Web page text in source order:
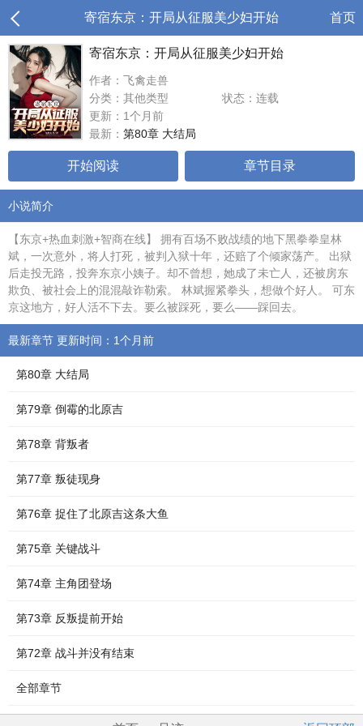
寄宿东京：开局从征服美少妇开始 首页
寄宿东京：开局从征服美少妇开始
作者：飞禽走兽
分类：其他类型
状态：连载
更新：1个月前
最新： 第80章 大结局
开始阅读 章节目录
小说简介
【东京+热血刺激+智商在线】 拥有百场不败战绩的地下黑拳拳皇林
斌，一次意外，将人打死，被判入狱十年，还赔了个倾家荡产。 出狱
后走投无路，投奔东京小姨子。却不曾想，她成了未亡人，还被房东
欺负、被社会上的混混敲诈勒索。 林斌握紧拳头，想做个好人。 可东
京这地方，好人活不下去。要么被踩死，要么——踩回去。
最新章节 更新时间：1个月前
第80章 大结局
第79章 倒霉的北原吉
第78章 背叛者
第77章 叛徒现身
第76章 捉住了北原吉这条大鱼
第75章 关键战斗
第74章 主角团登场
第73章 反叛提前开始
第72章 战斗并没有结束
全部章节